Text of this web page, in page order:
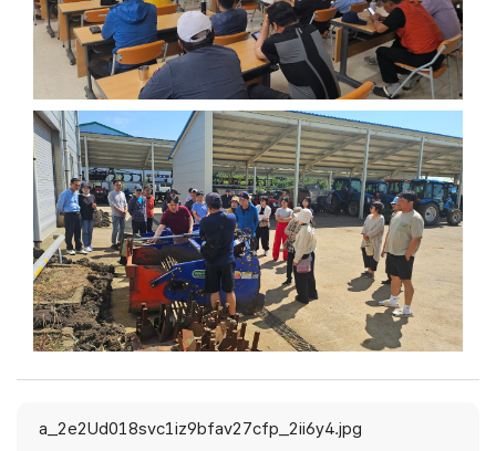
a_2e2Ud018svc1iz9bfav27cfp_2ii6y4.jpg